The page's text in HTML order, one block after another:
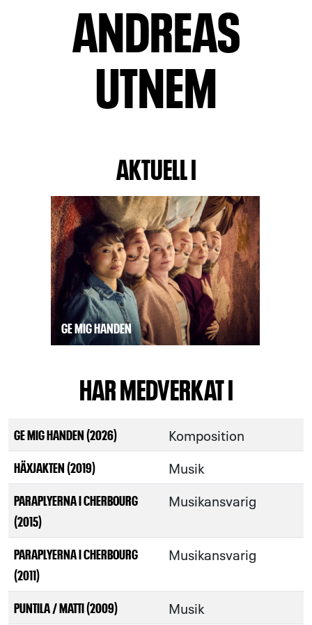
ANDREAS
UTNEM
AKTUELL I
GE MIG HANDEN
HAR MEDVERKAT I
GE MIG HANDEN (2026) Komposition
HÄXJAKTEN (2019) Musik
PARAPLYERNA I CHERBOURG
(2015)
Musikansvarig
PARAPLYERNA I CHERBOURG
(2011)
Musikansvarig
PUNTILA / MATTI (2009) Musik